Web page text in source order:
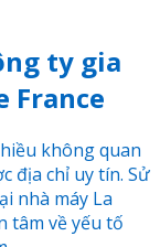
ty gia
France
không quan
địa chỉ uy tín. Sử
nhà máy La
tâm về yếu tố